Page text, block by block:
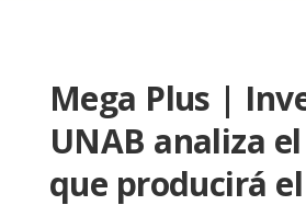
Mega Plus |
UNAB analiza
que producirá